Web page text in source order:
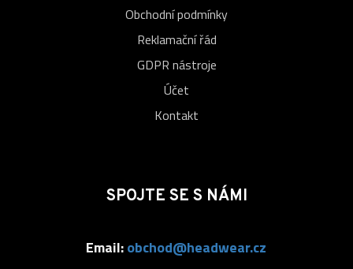
Obchodní podmínky
Reklamační řád
GDPR nástroje
Účet
Kontakt
SPOJTE SE S NÁMI
Email:obchod@headwear.cz